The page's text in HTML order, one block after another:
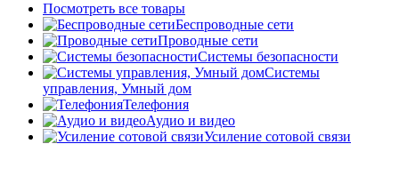
Посмотреть все товары
Беспроводные сети
Проводные сети
Системы безопасности
Системы
управления, Умный дом
Телефония
Аудио и видео
Усиление сотовой связи